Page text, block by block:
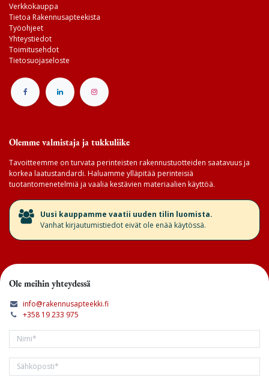
Verkkokauppa
Tietoa Rakennusapteekista
Työohjeet
Yhteystiedot
Toimitusehdot
Tietosuojaseloste
Olemme valmistaja ja tukkuliike
Tavoitteemme on turvata perinteisten rakennustuotteiden saatavuus ja
korkea laatustandardi. Haluamme ylläpitää perinteisiä
tuotantomenetelmiä ja vaalia kestävien materiaalien käyttöä.
​Uusi kauppamme vaatii uuden tilin luomista.
Vanhat kirjautumistiedot eivät ole enää käytössä.
Ole meihin yhteydessä
info@rakennusapteekki.fi
+358 19 233 975